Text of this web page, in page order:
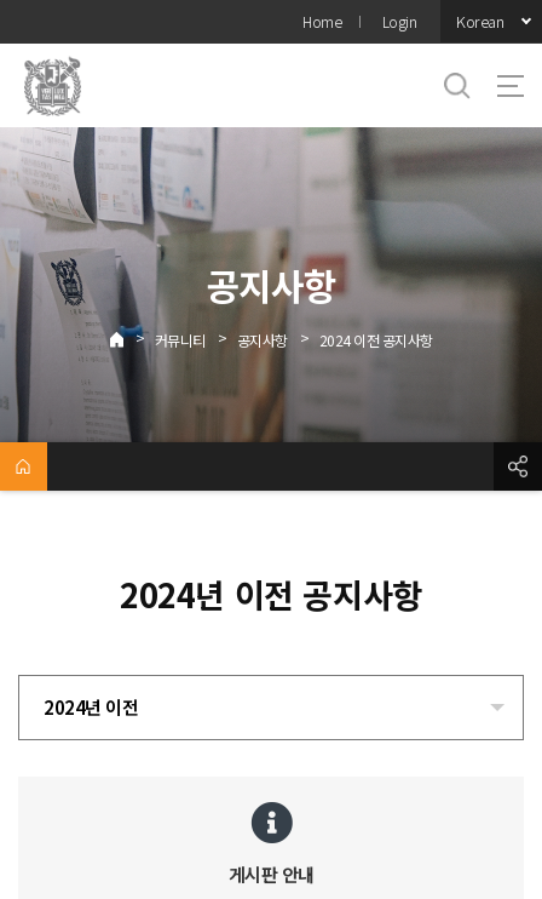
메뉴
Home Login Korean
공지사항
> 커뮤니티 > 공지사항 > 2024 이전 공지사항
2024년 이전 공지사항
2024년 이전
게시판 안내